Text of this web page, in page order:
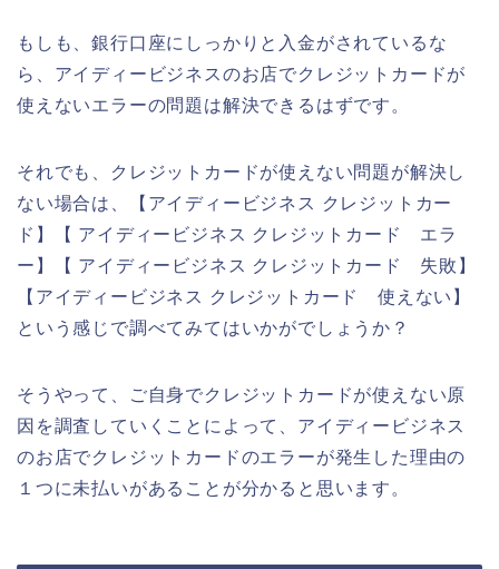
もしも、銀行口座にしっかりと入金がされているな
ら、アイディービジネスのお店でクレジットカードが
使えないエラーの問題は解決できるはずです。
それでも、クレジットカードが使えない問題が解決し
ない場合は、【アイディービジネス クレジットカー
ド】【 アイディービジネス クレジットカード エラ
ー】【 アイディービジネス クレジットカード 失敗】
【アイディービジネス クレジットカード 使えない】
という感じで調べてみてはいかがでしょうか？
そうやって、ご自身でクレジットカードが使えない原
因を調査していくことによって、アイディービジネス
のお店でクレジットカードのエラーが発生した理由の
１つに未払いがあることが分かると思います。